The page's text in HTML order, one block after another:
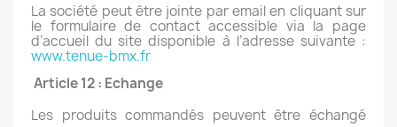
La société peut être jointe par email en cliquant sur
le formulaire de contact accessible via la page
d’accueil du site disponible à l’adresse suivante :
www.tenue-bmx.fr
Article 12 : Echange
Les produits commandés peuvent être échangé